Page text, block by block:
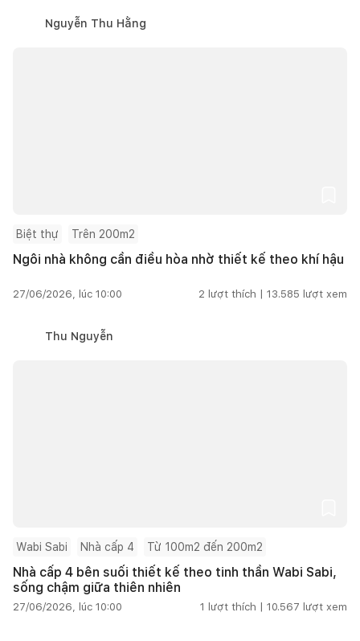
Nguyễn Thu Hằng
Biệt thự Trên 200m2
Ngôi nhà không cần điều hòa nhờ thiết kế theo khí hậu
27/06/2026, lúc 10:00 2 lượt thích | 13.585 lượt xem
Thu Nguyễn
Wabi Sabi Nhà cấp 4 Từ 100m2 đến 200m2
Nhà cấp 4 bên suối thiết kế theo tinh thần Wabi Sabi,
sống chậm giữa thiên nhiên
27/06/2026, lúc 10:00 1 lượt thích | 10.567 lượt xem